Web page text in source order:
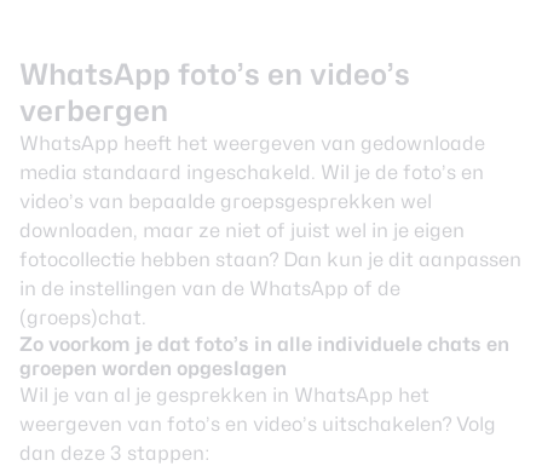
WhatsApp foto’s en video’s
verbergen
WhatsApp heeft het weergeven van gedownloade
media standaard ingeschakeld. Wil je de foto’s en
video’s van bepaalde groepsgesprekken wel
downloaden, maar ze niet of juist wel in je eigen
fotocollectie hebben staan? Dan kun je dit aanpassen
in de instellingen van de WhatsApp of de
(groeps)chat.
Zo voorkom je dat foto’s in alle individuele chats en
groepen worden opgeslagen
Wil je van al je gesprekken in WhatsApp het
weergeven van foto’s en video’s uitschakelen? Volg
dan deze 3 stappen: